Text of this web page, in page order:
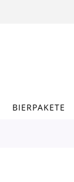
BIERPAKETE